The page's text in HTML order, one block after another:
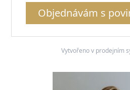
Objednávám s
Vytvořeno v prodejním